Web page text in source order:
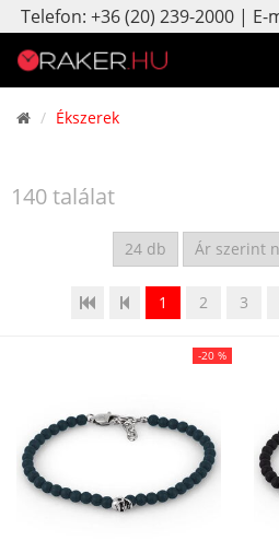
Telefon: +36 (20) 239-2000 |
Ékszerek
140 találat
1 2 3
-20 %